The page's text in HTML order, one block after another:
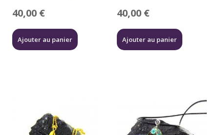
40,00 €
Ajouter au panier
40,00 €
Ajouter au panier